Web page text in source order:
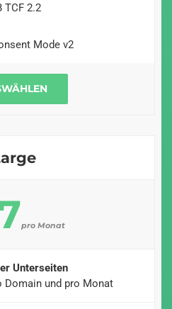
TCF 2.2
Mode v2
pro Monat
Unterseiten
Domain und pro Monat